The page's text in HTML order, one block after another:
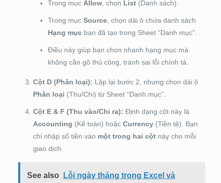
Trong mục Allow, chọn List(Danh sách).
Trong mục Source, chọn dải ô chứa danh sách
Hạng mụcbạn đã tạo trong Sheet “Danh mục”.
Điều này giúp bạn chọn nhanh hạng mục mà
không cần gõ thủ công, tránh sai lỗi chính tả.
Cột D (Phân loại): Lặp lại bước 2, nhưng chọn dải ô
Phân loại (Thu/Chi) từ Sheet “Danh mục”.
Cột E & F (Thu vào/Chi ra): Định dạng cột này là
Accounting (Kế toán) hoặc Currency(Tiền tệ). Bạn
chỉ nhập số tiền vào một trong hai cộtnày cho mỗi
giao dịch.
See also
Lỗi ngày tháng trong Excel và